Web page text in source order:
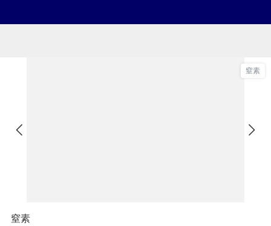
窒素
窒素